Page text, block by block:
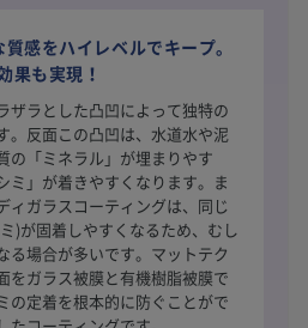
感をハイレベルでキープ。
果も実現！
ザラとした凸凹によって独特の
。反面この凸凹は、水道水や泥
の「ミネラル」が埋まりやす
ミ」が着きやすくなります。ま
ィガラスコーティングは、同じ
)が固着しやすくなるため、むし
る場合が多いです。マットテク
をガラス被膜と有機樹脂被膜で
の定着を根本的に防ぐことがで